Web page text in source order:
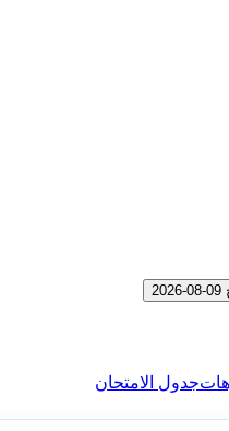
جدول الامتحان